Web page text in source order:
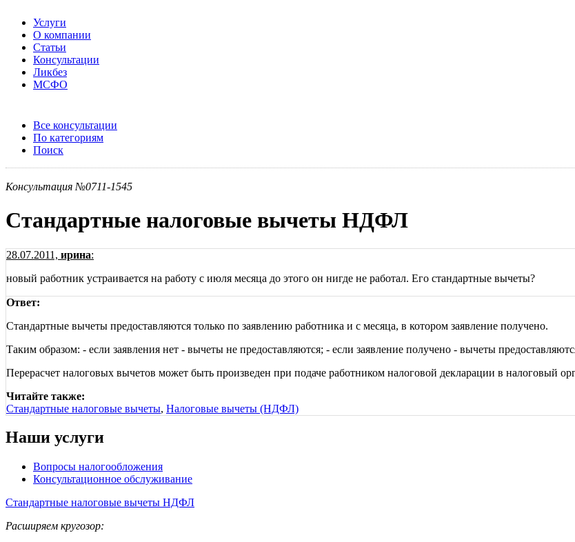
Услуги
О компании
Статьи
Консультации
Ликбез
МСФО
Все консультации
По категориям
Поиск
Консультация №0711-1545
Стандартные налоговые вычеты НДФЛ
28.07.2011, ирина:
новый работник устраивается на работу с июля месяца до этого он нигде не работал. Его стандартные вычеты?
Ответ:
Стандартные вычеты предоставляются только по заявлению работника и с месяца, в котором заявление получено.
Таким образом: - если заявления нет - вычеты не предоставляются; - если заявление получено - вычеты
Перерасчет налоговых вычетов может быть произведен при подаче работником налоговой декларации в налоговый
Читайте также:
Стандартные налоговые вычеты, Налоговые вычеты (НДФЛ)
Наши услуги
Вопросы налогообложения
Консультационное обслуживание
Стандартные налоговые вычеты НДФЛ
Расширяем кругозор: